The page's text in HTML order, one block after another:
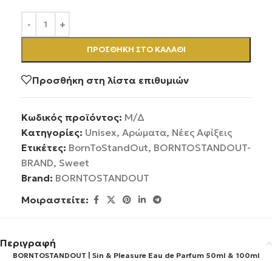
ΠΡΟΣΘΉΚΗ ΣΤΟ ΚΑΛΆΘΙ
Προσθήκη στη λίστα επιθυμιών
Κωδικός προϊόντος: Μ/Δ
Κατηγορίες: Unisex, Αρώματα, Νέες Αφίξεις
Ετικέτες: BornToStandOut, BORNTOSTANDOUT-
BRAND, Sweet
Brand: BORNTOSTANDOUT
Μοιραστείτε:
Περιγραφή
BORNTOSTANDOUT | Sin & Pleasure Eau de Parfum 50ml & 100ml